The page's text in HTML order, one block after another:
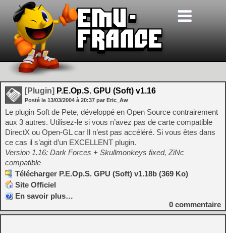
[Plugin] P.E.Op.S. GPU (Soft) v1.16
Posté le 13/03/2004 à 20:37 par Eric_Aw
Le plugin Soft de Pete, développé en Open Source contrairement
aux 3 autres. Utilisez-le si vous n’avez pas de carte compatible
DirectX ou Open-GL car Il n’est pas accéléré. Si vous êtes dans
ce cas il s’agit d’un EXCELLENT plugin.
Version 1.16: Dark Forces + Skullmonkeys fixed, ZiNc
compatible
Télécharger P.E.Op.S. GPU (Soft) v1.18b (369 Ko)
Site Officiel
En savoir plus…
0 commentaire